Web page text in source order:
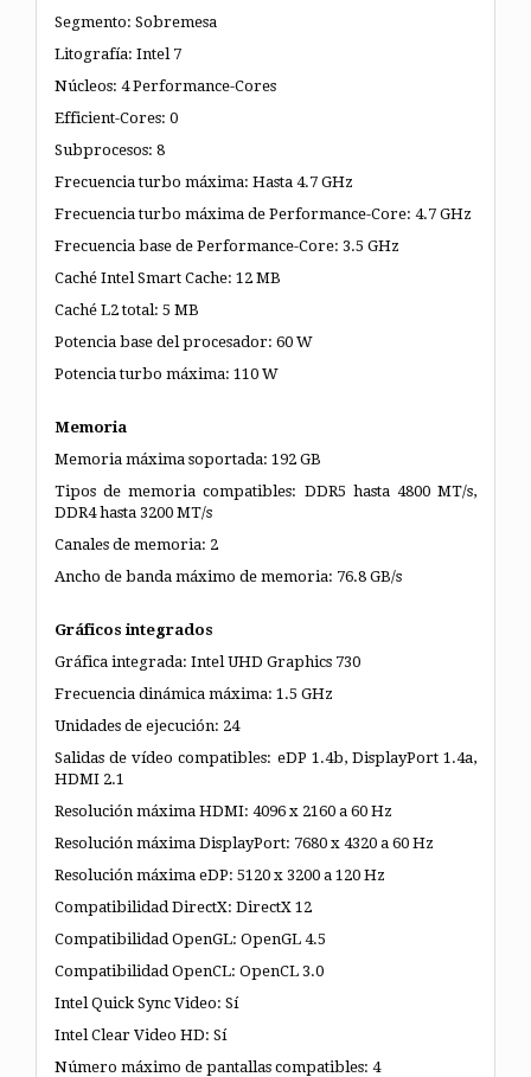
Segmento: Sobremesa
Litografía: Intel 7
Núcleos: 4 Performance-Cores
Efficient-Cores: 0
Subprocesos: 8
Frecuencia turbo máxima: Hasta 4.7 GHz
Frecuencia turbo máxima de Performance-Core: 4.7 GHz
Frecuencia base de Performance-Core: 3.5 GHz
Caché Intel Smart Cache: 12 MB
Caché L2 total: 5 MB
Potencia base del procesador: 60 W
Potencia turbo máxima: 110 W
Memoria
Memoria máxima soportada: 192 GB
Tipos de memoria compatibles: DDR5 hasta 4800 MT/s,
DDR4 hasta 3200 MT/s
Canales de memoria: 2
Ancho de banda máximo de memoria: 76.8 GB/s
Gráficos integrados
Gráfica integrada: Intel UHD Graphics 730
Frecuencia dinámica máxima: 1.5 GHz
Unidades de ejecución: 24
Salidas de vídeo compatibles: eDP 1.4b, DisplayPort 1.4a,
HDMI 2.1
Resolución máxima HDMI: 4096 x 2160 a 60 Hz
Resolución máxima DisplayPort: 7680 x 4320 a 60 Hz
Resolución máxima eDP: 5120 x 3200 a 120 Hz
Compatibilidad DirectX: DirectX 12
Compatibilidad OpenGL: OpenGL 4.5
Compatibilidad OpenCL: OpenCL 3.0
Intel Quick Sync Video: Sí
Intel Clear Video HD: Sí
Número máximo de pantallas compatibles: 4